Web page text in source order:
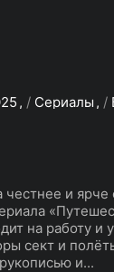
/ Сериалы /
и ярче
на работу и
сект и
и...